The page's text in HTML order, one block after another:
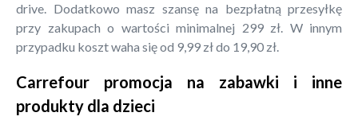
drive. Dodatkowo masz szansę na bezpłatną przesyłkę
przy zakupach o wartości minimalnej 299 zł. W innym
przypadku koszt waha się od 9,99 zł do 19,90 zł.
Carrefour promocja na zabawki i inne
produkty dla dzieci